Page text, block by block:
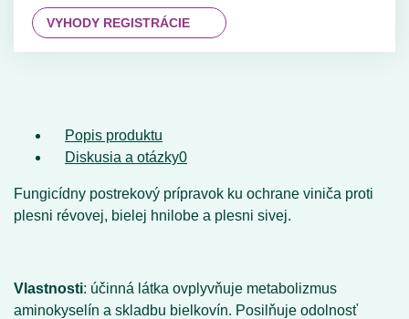
VYHODY REGISTRÁCIE
Popis produktu
Diskusia a otázky0
Fungicídny postrekový prípravok ku ochrane viniča proti
plesni révovej, bielej hnilobe a plesni sivej.
Vlastnosti: účinná látka ovplyvňuje metabolizmus
aminokyselín a skladbu bielkovín. Posilňuje odolnosť